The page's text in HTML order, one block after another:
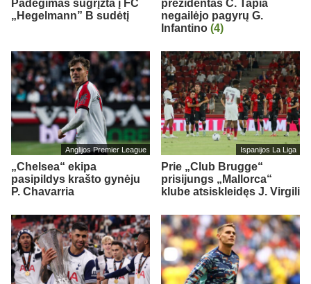
Padegimas sugrįžta į FC
„Hegelmann” B sudėtį
prezidentas C. Tapia
negailėjo pagyrų G.
Infantino (4)
Anglijos Premier League
„Chelsea“ ekipa
pasipildys krašto gynėju
P. Chavarria
Ispanijos La Liga
Prie „Club Brugge“
prisijungs „Mallorca“
klube atsiskleidęs J. Virgili